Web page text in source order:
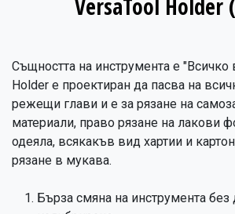
VersaTool Holder
Същността на инструмента е "Всичко
Holder е проектиран да пасва на
режещи глави и е за рязане на
материали, право рязане на лакови
одеяла, всякакъв вид хартии и
рязане в мукава.
Бърза смяна на инструмента